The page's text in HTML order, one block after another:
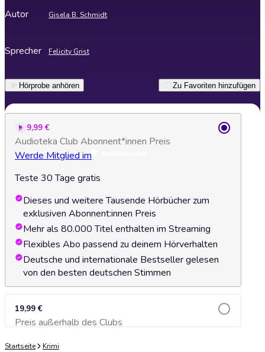
Autor Gisela B. Schmidt
Sprecher Felicity Grist
Hörprobe anhören Zu Favoriten hinzufügen
9,99 €
Audioteka Club Abonnent*innen Preis
Werde Mitglied im
Teste 30 Tage gratis
Dieses und weitere Tausende Hörbücher zum
exklusiven Abonnent:innen Preis
Mehr als 80.000 Titel enthalten im Streaming
Flexibles Abo passend zu deinem Hörverhalten
Deutsche und internationale Bestseller gelesen
von den besten deutschen Stimmen
19,99 €
Preis außerhalb des ClubsZum Warenkorb hinzufügen
Startseite Krimi